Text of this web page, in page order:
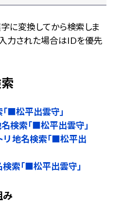
に変換してから検索しま
力された場合はIDを優先
■松平出雲守」
検索「■松平出雲守」
リ 地名検索「■松平出
索「■松平出雲守」
み